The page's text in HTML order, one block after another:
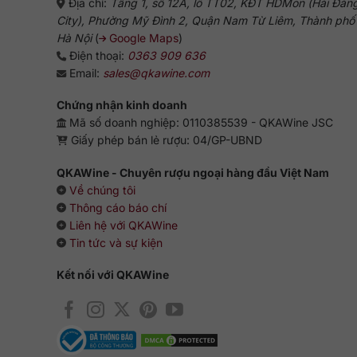
Địa chỉ: Tầng 1, số 12A, lô TT02, KĐT HDMon (Hải
City), Phường Mỹ Đình 2, Quận Nam Từ Liêm, Thành phố
Hà Nội( Google Maps)
Điện thoại: 0363 909 636
Email: sales@qkawine.com
Chứng nhận kinh doanh
Mã số doanh nghiệp: 0110385539 - QKAWine JSC
Giấy phép bán lẻ rượu: 04/GP-UBND
QKAWine - Chuyên rượu ngoại hàng đầu Việt Nam
Về chúng tôi
Thông cáo báo chí
Liên hệ với QKAWine
Tin tức và sự kiện
Kết nối với QKAWine